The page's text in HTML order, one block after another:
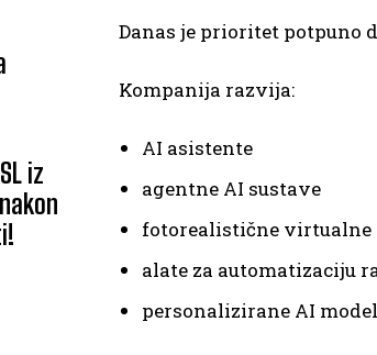
iz
Danas je prioritet potpuno
Kompanija razvija:
AI asistente
agentne AI sustave
fotorealistične
alate za automatizaciju
personalizirane AI